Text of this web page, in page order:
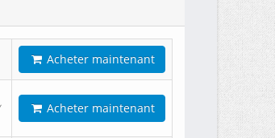
Acheter maintenant
Acheter maintenant